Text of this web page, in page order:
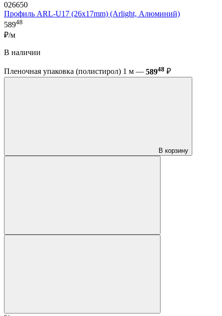
026650
Профиль ARL-U17 (26x17mm) (Arlight, Алюминий)
58948
₽/м
В наличии
Пленочная упаковка (полистирол) 1 м — 58948 ₽
В корзину